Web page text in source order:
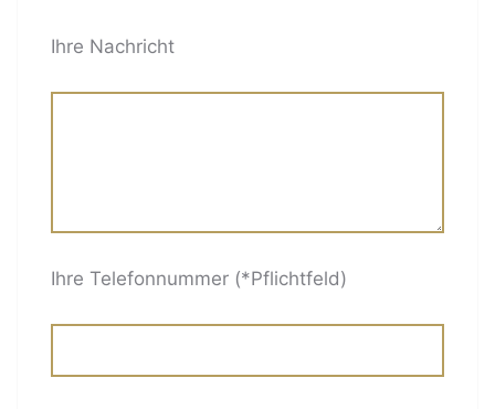
Ihre Nachricht
Ihre Telefonnummer (*Pflichtfeld)